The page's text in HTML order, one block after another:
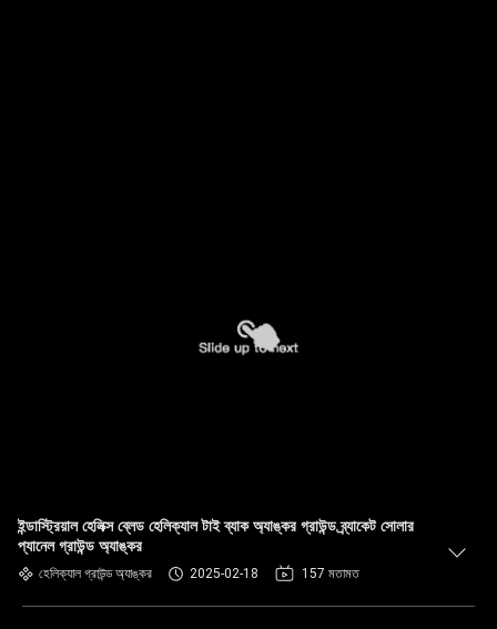
ইন্ডাস্ট্রিয়াল হেলিক্স ব্লেড হেলিক্যাল টাই ব্যাক অ্যাঙ্কর গ্রাউন্ড ব্র্যাকেট সোলার
প্যানেল গ্রাউন্ড অ্যাঙ্কর
হেলিক্যাল গ্রাউন্ড অ্যাঙ্কর 2025-02-18 157 মতামত